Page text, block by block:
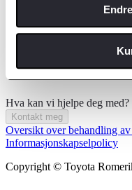
*
Hva kan vi hjelpe deg med?
Kontakt meg
Oversikt over behandling
Informasjonskapselpolicy
Copyright © Toyota